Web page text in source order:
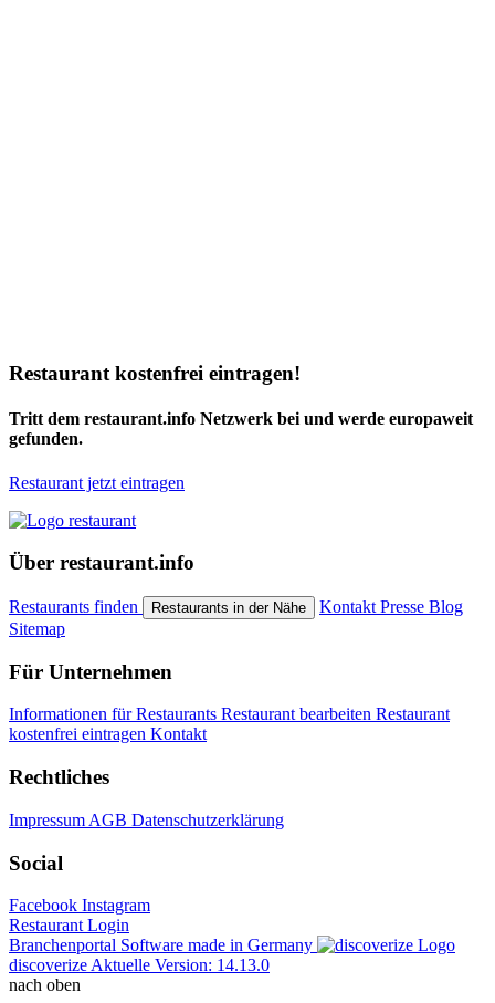
Restaurant kostenfrei eintragen!
Tritt dem restaurant.info Netzwerk bei und werde europaweit
gefunden.
Restaurant jetzt eintragen
Über restaurant.info
Restaurants finden Restaurants in der Nähe Kontakt Presse Blog
Sitemap
Für Unternehmen
Informationen für Restaurants Restaurant bearbeiten Restaurant
kostenfrei eintragen Kontakt
Rechtliches
Impressum AGB Datenschutzerklärung
Social
Facebook Instagram
Restaurant Login
Branchenportal Software made in Germany
discoverize Aktuelle Version: 14.13.0
nach oben